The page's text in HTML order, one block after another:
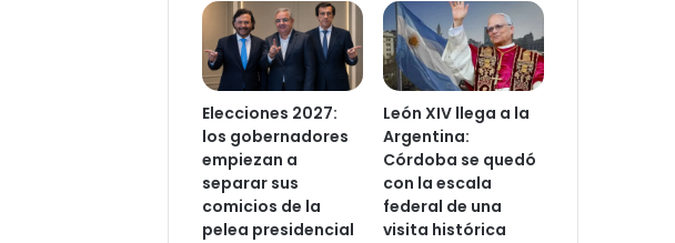
Elecciones 2027:
los gobernadores
empiezan a
separar sus
comicios de la
pelea presidencial
León XIV llega a la
Argentina:
Córdoba se quedó
con la escala
federal de una
visita histórica